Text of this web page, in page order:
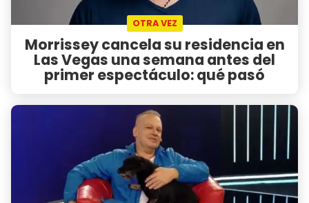
OTRA VEZ
Morrissey cancela su residencia en
Las Vegas una semana antes del
primer espectáculo: qué pasó